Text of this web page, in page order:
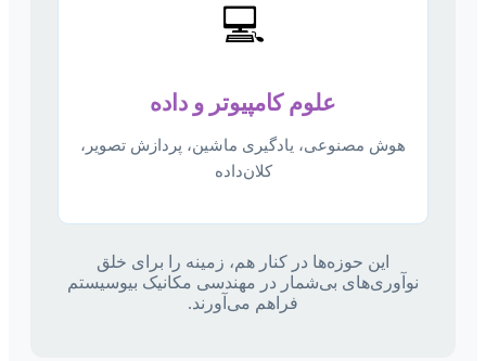
💻
علوم کامپیوتر و داده
هوش مصنوعی، یادگیری ماشین، پردازش تصویر،
کلان‌داده
این حوزه‌ها در کنار هم، زمینه را برای خلق
نوآوری‌های بی‌شمار در مهندسی مکانیک بیوسیستم
فراهم می‌آورند.